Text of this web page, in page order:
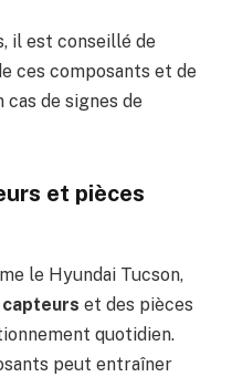
il est conseillé de
ces composants et de
de signes de
et pièces
le Hyundai Tucson,
capteurs et des pièces
quotidien.
peut entraîner